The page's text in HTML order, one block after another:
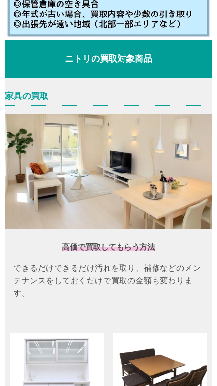
ニトリの買取対象商品
家具の買取
高価で買取してもらう方法
できるだけできるだけ汚れを取り、補修などのメン
テナンスをしておくだけで買取の金額も変わりま
す。